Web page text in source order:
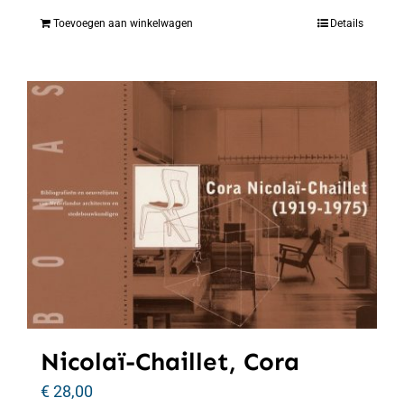
Toevoegen aan winkelwagen Details
Nicolaï-Chaillet, Cora
€28,00